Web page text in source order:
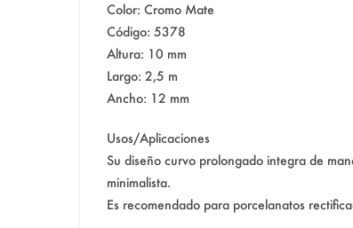
Color: Cromo Mate
Código: 5378
Altura: 10 mm
Largo: 2,5 m
Ancho: 12 mm
Usos/Aplicaciones
Su diseño curvo prolongado integra de
minimalista.
Es recomendado para porcelanatos